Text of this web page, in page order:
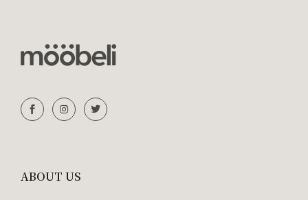
ABOUT US